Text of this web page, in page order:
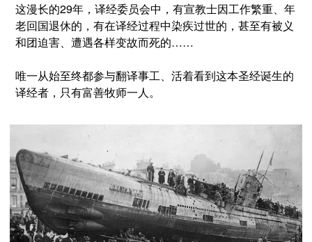
这漫长的29年，译经委员会中，有宣教士因工作繁重、年
老回国退休的，有在译经过程中染疾过世的，甚至有被义
和团迫害、遭遇各样变故而死的……
唯一从始至终都参与翻译事工、活着看到这本圣经诞生的
译经者，只有富善牧师一人。